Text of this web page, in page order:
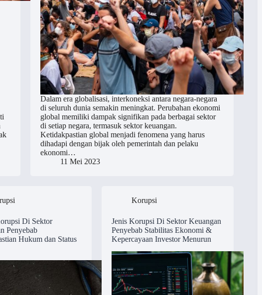
Dalam era globalisasi, interkoneksi antara negara-negara
di seluruh dunia semakin meningkat. Perubahan ekonomi
global memiliki dampak signifikan pada berbagai sektor
di setiap negara, termasuk sektor keuangan.
Ketidakpastian global menjadi fenomena yang harus
dihadapi dengan bijak oleh pemerintah dan pelaku
ekonomi…
11 Mei 2023
Di Sektor
Penyebab
Hukum dan Status
Korupsi
Jenis Korupsi Di Sektor Keuangan
Penyebab Stabilitas Ekonomi &
Kepercayaan Investor Menurun